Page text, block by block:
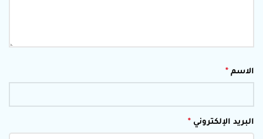
الاسم *
البريد الإلكتروني *